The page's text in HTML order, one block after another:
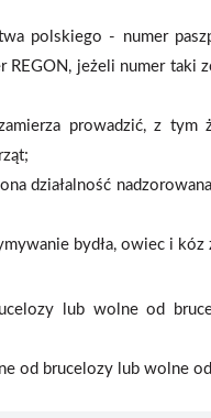
polskiego - numer
jeżeli numer taki
prowadzić, z tym
działalność
bydła, owiec i kóz
lub wolne od
od brucelozy lub wolne